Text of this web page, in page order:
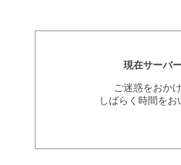
現在サーバ
ご迷惑をおか
しばらく時間を